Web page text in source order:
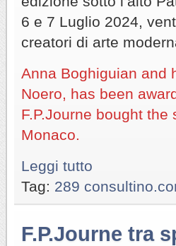
6 e 7 Luglio 2024,
creatori di arte
Anna Boghiguian and
Noero, has been
F.P.Journe bought
Monaco.
Leggi tutto
Tag: 289
F.P.Journe tra